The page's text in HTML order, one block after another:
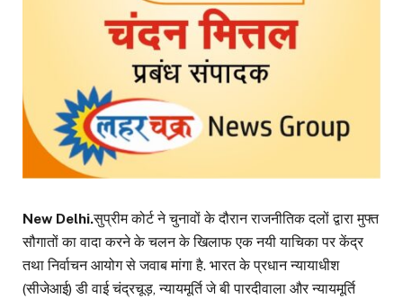
New Delhi.सुप्रीम कोर्ट ने चुनावों के दौरान राजनीतिक दलों द्वारा मुफ्त
सौगातों का वादा करने के चलन के खिलाफ एक नयी याचिका पर केंद्र
तथा निर्वाचन आयोग से जवाब मांगा है. भारत के प्रधान न्यायाधीश
(सीजेआई) डी वाई चंद्रचूड़, न्यायमूर्ति जे बी पारदीवाला और न्यायमूर्ति